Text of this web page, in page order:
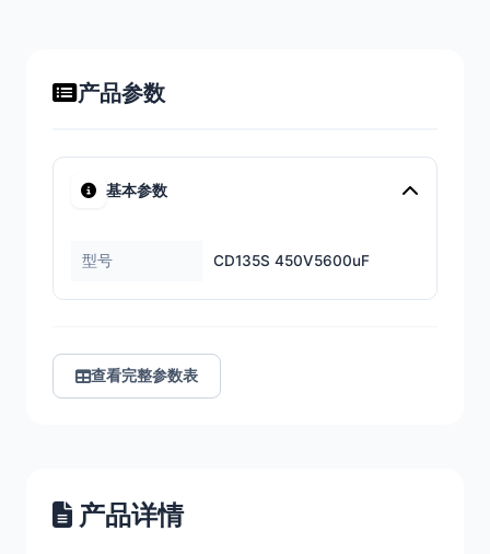
产品参数
基本参数
型号 CD135S 450V5600uF
查看完整参数表
产品详情